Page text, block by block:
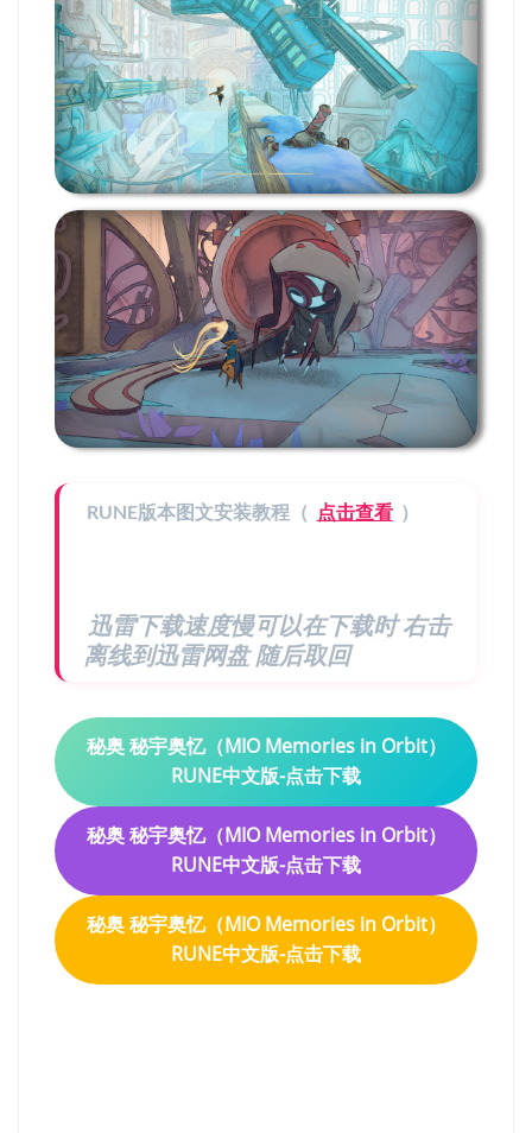
RUNE版本图文安装教程（ 点击查看 ）
迅雷下载速度慢可以在下载时 右击
离线到迅雷网盘 随后取回
秘奥 秘宇奥忆（MIO Memories in Orbit）
RUNE中文版-点击下载
秘奥 秘宇奥忆（MIO Memories in Orbit）
RUNE中文版-点击下载
秘奥 秘宇奥忆（MIO Memories in Orbit）
RUNE中文版-点击下载